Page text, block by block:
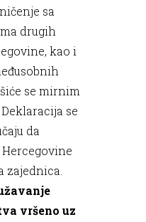
sa
drugih
kao i
se mirnim
se
da
zajednica.
vršeno uz